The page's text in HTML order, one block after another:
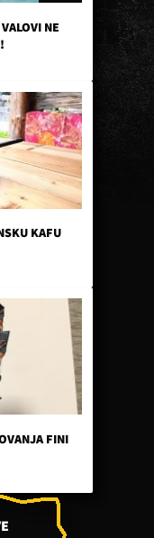
NE
KAFU
FINI